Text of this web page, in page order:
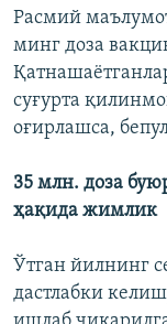
Расмий
минг доза
суғурта
оғирлашса,
35 млн. доза
ҳақида жимлик
Ўтган йилнинг
дастлабки